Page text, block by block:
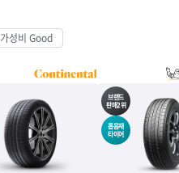
가성비 Good
브랜드
판매2위
흡음재
타이어